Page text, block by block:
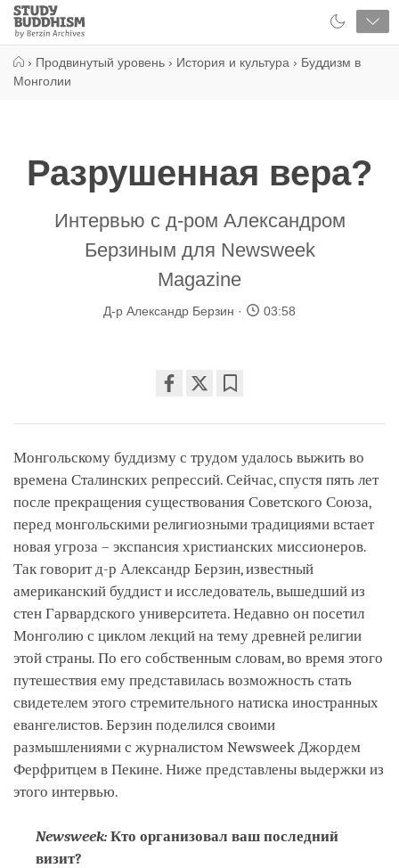
Close
Study
Buddhism
› Продвинутый уровень › История и культура › Буддизм в
Монголии
Разрушенная вера?
Интервью с д-ром Александром
Берзиным для Newsweek
Magazine
Д-р Александр Берзин 03:58
on
Монгольскому буддизму с трудом удалось выжить во
времена Сталинских репрессий. Сейчас, спустя пять лет
после прекращения существования Советского Союза,
перед монгольскими религиозными традициями встает
новая угроза – экспансия христианских миссионеров.
Так говорит д-р Александр Берзин, известный
американский буддист и исследователь, вышедший из
стен Гарвардского университета. Недавно он посетил
Монголию с циклом лекций на тему древней религии
этой страны. По его собственным словам, во время этого
путешествия ему представилась возможность стать
свидетелем этого стремительного натиска иностранных
евангелистов. Берзин поделился своими
размышлениями с журналистом Newsweek Джордем
Ферфритцем в Пекине. Ниже представлены выдержки из
этого интервью.
Newsweek: Кто организовал ваш последний
визит?